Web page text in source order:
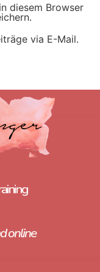
diesem Browser
via E-Mail.
online